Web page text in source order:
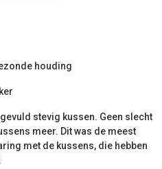
houding
stevig kussen. Geen slecht
meer. Dit was de meest
met de kussens, die hebben